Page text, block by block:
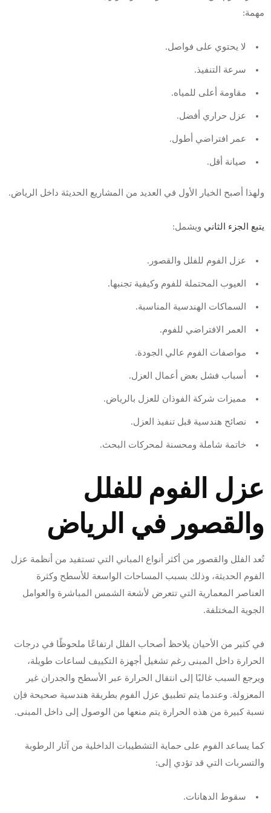
مهمة:
لا يحتوي على فواصل.
سرعة التنفيذ.
مقاومة أعلى للمياه.
عزل حراري أفضل.
عمر افتراضي أطول.
صيانة أقل.
ولهذا أصبح الخيار الأول في العديد من المشاريع الحديثة داخل الرياض.
يتبع الجزء الثاني ويشمل:
عزل الفوم للفلل والقصور.
العيوب المحتملة للفوم وكيفية تجنبها.
السماكات الهندسية المناسبة.
العمر الافتراضي للفوم.
مواصفات الفوم عالي الجودة.
أسباب فشل بعض أعمال العزل.
مميزات شركة الفوذان للعزل بالرياض.
نصائح هندسية قبل تنفيذ العزل.
خاتمة شاملة ومحسنة لمحركات البحث.
عزل الفوم للفلل
والقصور في الرياض
تُعد الفلل والقصور من أكثر أنواع المباني التي تستفيد من أنظمة عزل
الفوم الحديثة، وذلك بسبب المساحات الواسعة للأسطح وكثرة
العناصر المعمارية التي تتعرض لأشعة الشمس المباشرة والعوامل
الجوية المختلفة.
في كثير من الأحيان يلاحظ أصحاب الفلل ارتفاعًا ملحوظًا في درجات
الحرارة داخل المبنى رغم تشغيل أجهزة التكييف لساعات طويلة،
ويرجع السبب غالبًا إلى انتقال الحرارة عبر الأسطح والجدران غير
المعزولة. وعندما يتم تطبيق عزل الفوم بطريقة هندسية صحيحة فإن
نسبة كبيرة من هذه الحرارة يتم منعها من الوصول إلى داخل المبنى.
كما يساعد الفوم على حماية التشطيبات الداخلية من آثار الرطوبة
والتسربات التي قد تؤدي إلى:
سقوط الدهانات.